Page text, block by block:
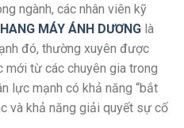
ngành, các nhân viên kỹ
MÁY ÁNH DƯƠNG là
đó, thường xuyên được
từ các chuyên gia trong
lực mạnh có khả năng “bắt
và khả năng giải quyết sự cố